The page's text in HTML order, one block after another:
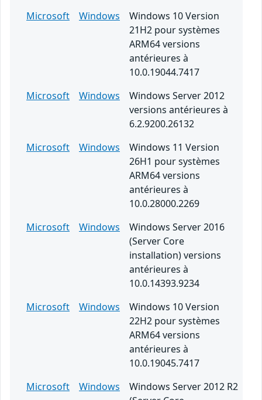
Microsoft
Windows
Windows 10 Version
21H2 pour systèmes
ARM64 versions
antérieures à
10.0.19044.7417
Microsoft
Windows
Windows Server 2012
versions antérieures à
6.2.9200.26132
Microsoft
Windows
Windows 11 Version
26H1 pour systèmes
ARM64 versions
antérieures à
10.0.28000.2269
Microsoft
Windows
Windows Server 2016
(Server Core
installation) versions
antérieures à
10.0.14393.9234
Microsoft
Windows
Windows 10 Version
22H2 pour systèmes
ARM64 versions
antérieures à
10.0.19045.7417
Microsoft
Windows
Windows Server 2012 R2